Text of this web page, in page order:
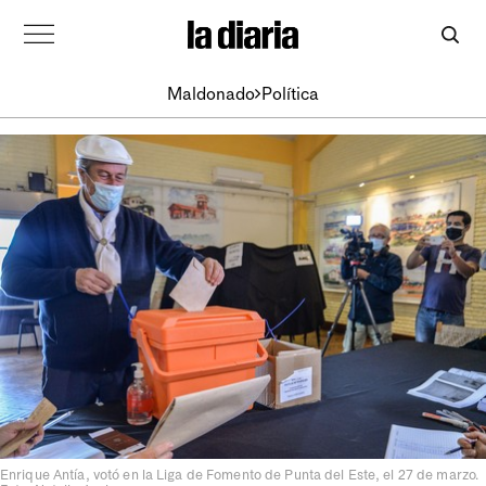
Maldonado Política
Enrique Antía, votó en la Liga de Fomento de Punta del Este, el 27 de marzo.